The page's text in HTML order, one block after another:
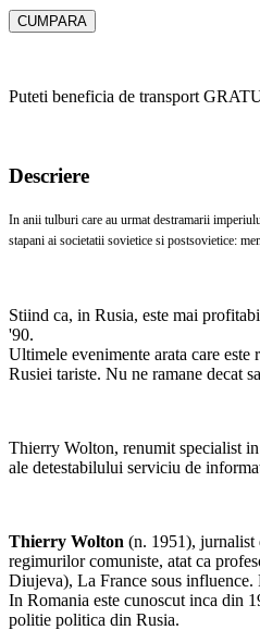
Puteti beneficia de transport
Descriere
In anii tulburi care au urmat destramarii
stapani ai societatii sovietice si postsovietice:
Stiind ca, in Rusia, este mai
'90.
Ultimele evenimente arata care
Rusiei tariste. Nu ne ramane decat
Thierry Wolton, renumit specialist
ale detestabilului serviciu de
Thierry Wolton (n. 1951), jurnalist
regimurilor comuniste, atat ca
Diujeva), La France sous
In Romania este cunoscut inca din
politie politica din Rusia.